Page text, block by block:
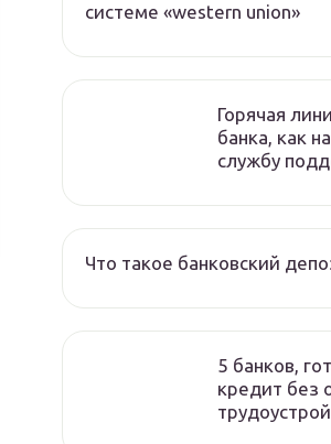
системе «western union»
Горячая
банка, как
службу
Что такое банковский
5 банков,
кредит без